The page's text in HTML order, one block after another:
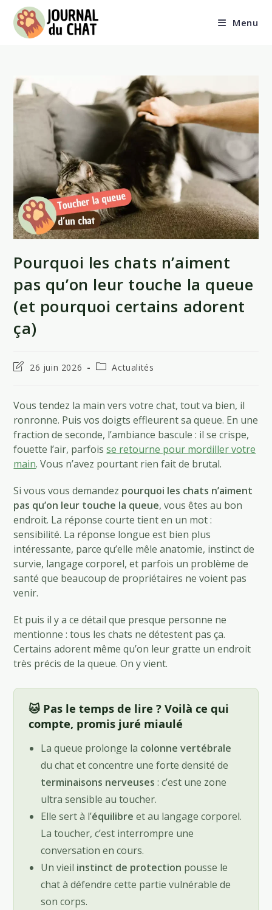
content
Menu
Pourquoi les chats n’aiment
pas qu’on leur touche la queue
(et pourquoi certains adorent
ça)
Dernière
la
publication :
26 juin 2026
PostActualités
Vous tendez la main vers votre chat, tout va bien, il
ronronne. Puis vos doigts effleurent sa queue. En une
fraction de seconde, l’ambiance bascule : il se crispe,
fouette l’air, parfoisse retourne pour mordiller votre
main. Vous n’avez pourtant rien fait de brutal.
Si vous vous demandez pourquoi les chats n’aiment
pas qu’on leur touche la queue, vous êtes au bon
endroit. La réponse courte tient en un mot :
sensibilité. La réponse longue est bien plus
intéressante, parce qu’elle mêle anatomie, instinct de
survie, langage corporel, et parfois un problème de
santé que beaucoup de propriétaires ne voient pas
venir.
Et puis il y a ce détail que presque personne ne
mentionne : tous les chats ne détestent pas ça.
Certains adorent même qu’on leur gratte un endroit
très précis de la queue. On y vient.
🐱 Pas le temps de lire ? Voilà ce qui
compte, promis juré miaulé
La queue prolonge la colonne vertébrale
du chat et concentre une forte densité de
terminaisons nerveuses : c’est une zone
ultra sensible au toucher.
Elle sert à l’équilibre et au langage corporel.
La toucher, c’est interrompre une
conversation en cours.
Un vieil instinct de protection pousse le
chat à défendre cette partie vulnérable de
son corps.